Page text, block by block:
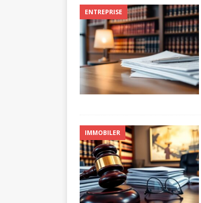
ENTREPRISE
IMMOBILER